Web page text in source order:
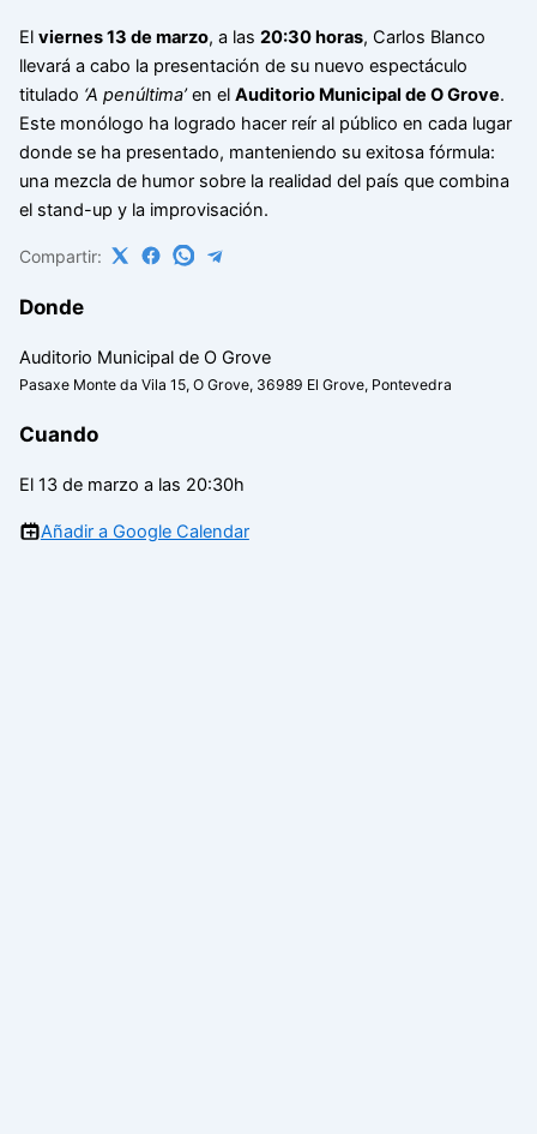
El viernes 13 de marzo, a las 20:30 horas, Carlos Blanco
llevará a cabo la presentación de su nuevo espectáculo
titulado ‘A penúltima’en el Auditorio Municipal de O Grove.
Este monólogo ha logrado hacer reír al público en cada lugar
donde se ha presentado, manteniendo su exitosa fórmula:
una mezcla de humor sobre la realidad del país que combina
el stand-up y la improvisación.
Compartir:
Donde
Auditorio Municipal de O Grove
Pasaxe Monte da Vila 15, O Grove, 36989 El Grove, Pontevedra
Cuando
El 13 de marzo a las 20:30h
Añadir a Google Calendar